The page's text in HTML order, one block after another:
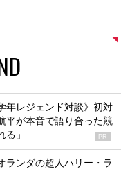
年レジェンド対談》初対
平が本音で語り合った競
」
PR
ランダの超人ハリー・ラ